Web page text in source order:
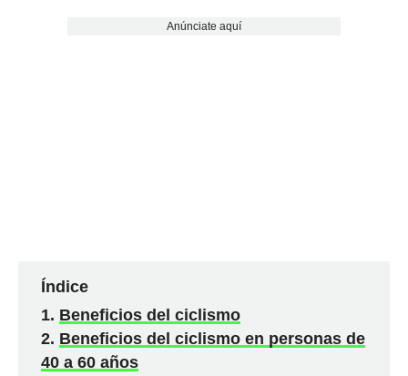
Anúnciate aquí
Índice
Beneficios del ciclismo
Beneficios del ciclismo en personas de
40 a 60 años